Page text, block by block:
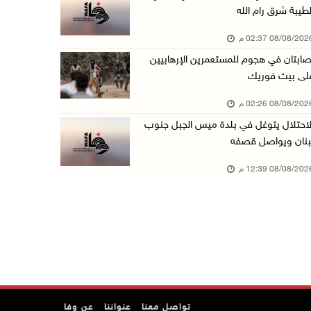
الاحتلال يتوغل في بلدة ميس الجبل جنوب لبنان و ...
سلطة المياه تطلق مشروعا وطنيا يقود التحول نحو ...
الإعصار "دولفين" يضرب أوكيناوا باليابان والصي ...
08/آب/2026 12:08 م
شرق رام الله
08/2026 02:37 م
في هجوم للمستعمرين الإرهابيين
بيت فوريك
08/2026 02:26 م
يتوغل في بلدة ميس الجبل جنوب
ويواصل قصفه
08/2026 12:39 م
تواصل معنا عنواننا عن وفا